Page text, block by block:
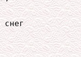
снег